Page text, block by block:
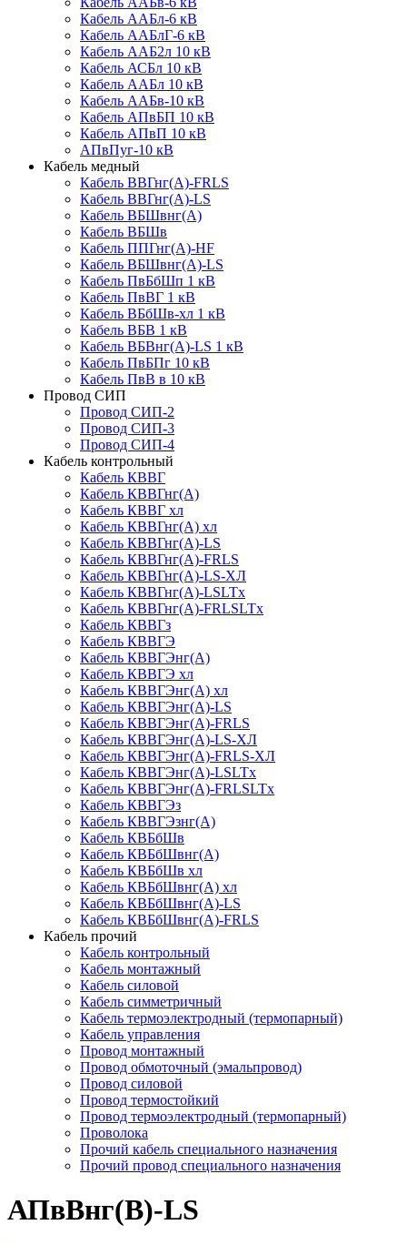
Кабель ААБл-6 кВ
Кабель ААБлГ-6 кВ
Кабель ААБ2л 10 кВ
Кабель АСБл 10 кВ
Кабель ААБл 10 кВ
Кабель ААБв-10 кВ
Кабель АПвБП 10 кВ
Кабель АПвП 10 кВ
АПвПуг-10 кВ
Кабель медный
Кабель ВВГнг(А)-FRLS
Кабель ВВГнг(А)-LS
Кабель ВБШвнг(А)
Кабель ВБШв
Кабель ППГнг(А)-HF
Кабель ВБШвнг(А)-LS
Кабель ПвБбШп 1 кВ
Кабель ПвВГ 1 кВ
Кабель ВБбШв-хл 1 кВ
Кабель ВБВ 1 кВ
Кабель ВБВнг(А)-LS 1 кВ
Кабель ПвБПг 10 кВ
Кабель ПвВ в 10 кВ
Провод СИП
Провод СИП-2
Провод СИП-3
Провод СИП-4
Кабель контрольный
Кабель КВВГ
Кабель КВВГнг(А)
Кабель КВВГ хл
Кабель КВВГнг(А) хл
Кабель КВВГнг(А)-LS
Кабель КВВГнг(А)-FRLS
Кабель КВВГнг(А)-LS-ХЛ
Кабель КВВГнг(А)-LSLTx
Кабель КВВГнг(А)-FRLSLTx
Кабель КВВГз
Кабель КВВГЭ
Кабель КВВГЭнг(А)
Кабель КВВГЭ хл
Кабель КВВГЭнг(А) хл
Кабель КВВГЭнг(А)-LS
Кабель КВВГЭнг(А)-FRLS
Кабель КВВГЭнг(А)-LS-ХЛ
Кабель КВВГЭнг(А)-FRLS-ХЛ
Кабель КВВГЭнг(А)-LSLTx
Кабель КВВГЭнг(А)-FRLSLTx
Кабель КВВГЭз
Кабель КВВГЭзнг(А)
Кабель КВБбШв
Кабель КВБбШвнг(А)
Кабель КВБбШв хл
Кабель КВБбШвнг(А) хл
Кабель КВБбШвнг(А)-LS
Кабель КВБбШвнг(А)-FRLS
Кабель прочий
Кабель контрольный
Кабель монтажный
Кабель силовой
Кабель симметричный
Кабель термоэлектродный (термопарный)
Кабель управления
Провод монтажный
Провод обмоточный (эмальпровод)
Провод силовой
Провод термостойкий
Провод термоэлектродный (термопарный)
Проволока
Прочий кабель специального назначения
Прочий провод специального назначения
АПвВнг(B)-LS